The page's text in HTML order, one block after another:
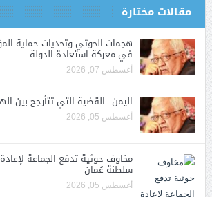
مقالات مختارة
هجمات الحوثي وتحديات حماية
في معركة استعادة الدولة
أغسطس 07, 2026
اليمن.. القضية التي تتأرجح بين
أغسطس 05, 2026
مخاوف حوثية تدفع الجماعة
سلطنة عُمان
أغسطس 05, 2026